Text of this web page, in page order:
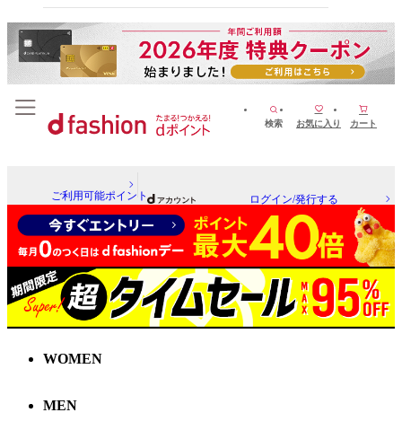
検索 お気に入り カート
ご利用可能ポイント ログイン/発行する
WOMEN
MEN